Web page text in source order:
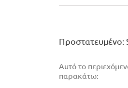
Πρoστατευμένο:
Αυτό το
παρακάτω: